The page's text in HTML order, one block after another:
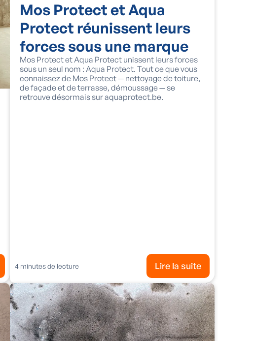
Mos Protect et Aqua
Protect réunissent leurs
forces sous une marque
Mos Protect et Aqua Protect unissent leurs forces
sous un seul nom : Aqua Protect. Tout ce que vous
connaissez de Mos Protect — nettoyage de toiture,
de façade et de terrasse, démoussage — se
retrouve désormais sur aquaprotect.be.
4 minutes de lecture Lire la suite